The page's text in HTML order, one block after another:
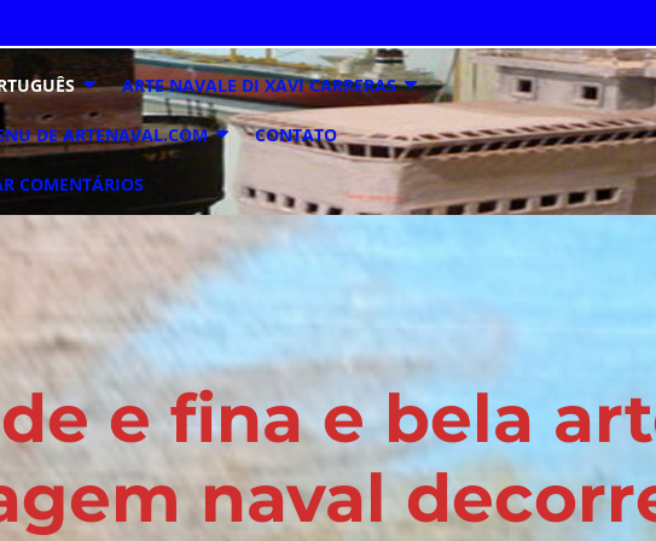
ARTE NAVALE DI XAVI CARRERAS
DE ARTENAVAL.COM CONTATO
COMENTÁRIOS
e fina e bela
naval